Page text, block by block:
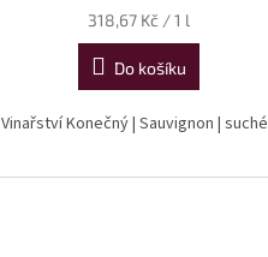
Měrná
cena:
318,67 Kč / 1 l
Do košíku
Vinařství Konečný | Sauvignon | suché